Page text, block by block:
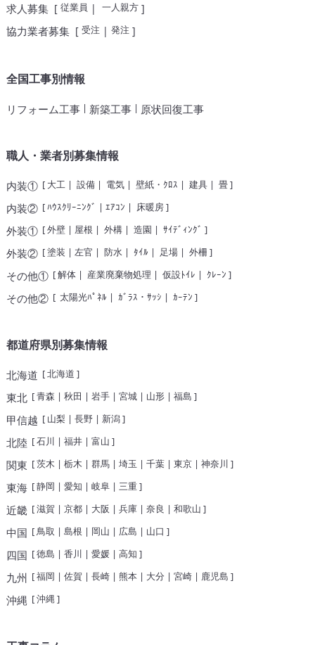
求人募集[ 従業員| 一人親方]
協力業者募集[ 受注| 発注]
全国工事別情報
リフォーム工事| 新築工事| 原状回復工事
職人・業者別募集情報
内装①[ 大工| 設備| 電気| 壁紙・ｸﾛｽ | 建具| 畳]
内装②[ﾊｳｽｸﾘｰﾆﾝｸﾞ | ｴｱｺﾝ | 床暖房]
外装①[外壁| 屋根 | 外構| 造園 | ｻｲﾃﾞｨﾝｸﾞ ]
外装②[塗装 | 左官 | 防水| ﾀｲﾙ | 足場| 外柵 ]
その他①[解体| 産業廃棄物処理 | 仮設ﾄｲﾚ | ｸﾚｰﾝ ]
その他②[ 太陽光ﾊﾟﾈﾙ | ｶﾞﾗｽ・ｻｯｼ | ｶｰﾃﾝ ]
都道府県別募集情報
北海道 [北海道 ]
東北 [青森 | 秋田 | 岩手| 宮城| 山形| 福島 ]
甲信越 [ 山梨 | 長野| 新潟]
北陸 [石川 | 福井| 富山 ]
関東 [茨木 | 栃木 | 群馬| 埼玉 | 千葉| 東京| 神奈川 ]
東海[静岡 | 愛知 | 岐阜| 三重]
近畿[滋賀 | 京都| 大阪 | 兵庫| 奈良 | 和歌山 ]
中国 [鳥取 | 島根 | 岡山 | 広島 | 山口 ]
四国 [徳島 | 香川 | 愛媛| 高知 ]
九州 [福岡 | 佐賀 | 長崎| 熊本| 大分 | 宮崎| 鹿児島 ]
沖縄 [沖縄]